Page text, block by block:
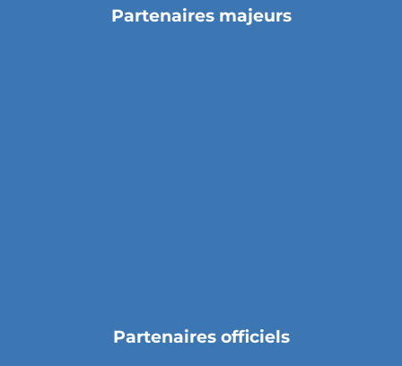
Partenaires majeurs
Partenaires officiels